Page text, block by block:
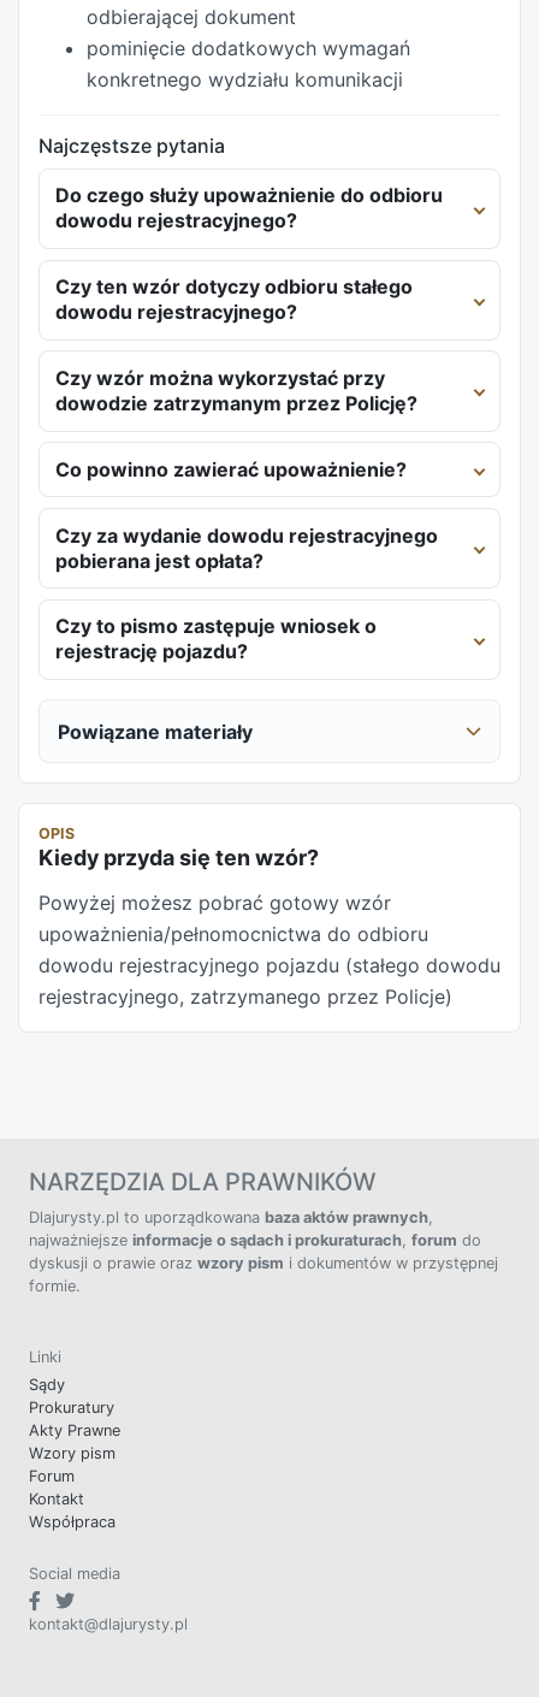
odbierającej dokument
pominięcie dodatkowych wymagań
konkretnego wydziału komunikacji
Najczęstsze pytania
Do czego służy upoważnienie do odbioru
dowodu rejestracyjnego?
Czy ten wzór dotyczy odbioru stałego
dowodu rejestracyjnego?
Czy wzór można wykorzystać przy
dowodzie zatrzymanym przez Policję?
Co powinno zawierać upoważnienie?
Czy za wydanie dowodu rejestracyjnego
pobierana jest opłata?
Czy to pismo zastępuje wniosek o
rejestrację pojazdu?
Powiązane materiały
OPIS
Kiedy przyda się ten wzór?
Powyżej możesz pobrać gotowy wzór
upoważnienia/pełnomocnictwa do odbioru
dowodu rejestracyjnego pojazdu (stałego dowodu
rejestracyjnego, zatrzymanego przez Policje)
NARZĘDZIA DLA PRAWNIKÓW
Dlajurysty.pl to uporządkowana baza aktów prawnych,
najważniejsze informacje o sądach i prokuraturach, forum do
dyskusji o prawie oraz wzory pism i dokumentów w przystępnej
formie.
Linki
Sądy
Prokuratury
Akty Prawne
Wzory pism
Forum
Kontakt
Współpraca
Social media
kontakt@dlajurysty.pl